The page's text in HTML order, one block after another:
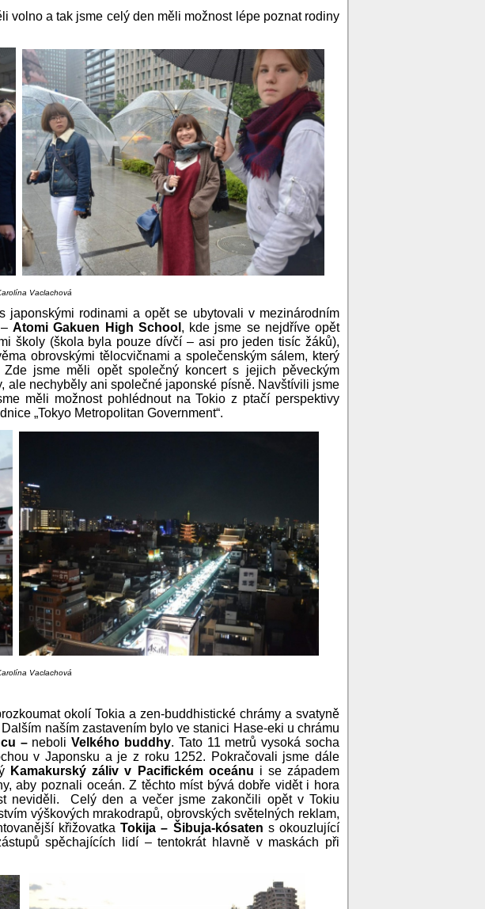
volno a tak jsme celý den měli možnost lépe poznat rodiny
Vaclachová
rodinami a opět se ubytovali v mezinárodním
–Atomi Gakuen High School , kde jsme se nejdříve opět
školy (škola byla pouze dívčí – asi pro jeden tisíc žáků),
obrovskými tělocvičnami a společenským sálem, který
jsme měli opět společný koncert s jejich pěveckým
ale nechyběly ani společné japonské písně. Navštívili jsme
měli možnost pohlédnout na Tokio z ptačí perspektivy
„Tokyo Metropolitan Government“.
Vaclachová
okolí Tokia a zen-buddhistické chrámy a svatyně
Dalším naším zastavením bylo ve stanici Hase-eki u chrámu
– neboli Velkého buddhy. Tato 11 metrů vysoká socha
v Japonsku a je z roku 1252. Pokračovali jsme dále
Kamakurský záliv v Pacifickém oceánu i se západem
aby poznali oceán. Z těchto míst bývá dobře vidět i hora
neviděli. Celý den a večer jsme zakončili opět v Tokiu
výškových mrakodrapů, obrovských světelných reklam,
křižovatkaTokija – Šibuja-kósaten s okouzlující
spěchajících lidí – tentokrát hlavně v maskách při